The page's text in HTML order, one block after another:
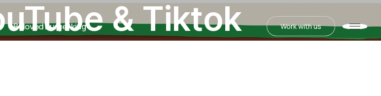
Beloved Burger king Work with us
& Tiktok